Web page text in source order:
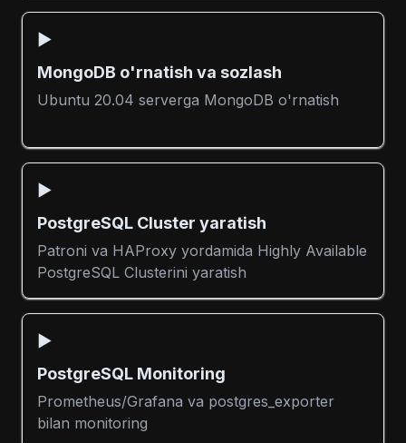
▶️
MongoDB o'rnatish va sozlash
Ubuntu 20.04 serverga MongoDB o'rnatish
▶️
PostgreSQL Cluster yaratish
Patroni va HAProxy yordamida Highly Available
PostgreSQL Clusterini yaratish
▶️
PostgreSQL Monitoring
Prometheus/Grafana va postgres_exporter
bilan monitoring